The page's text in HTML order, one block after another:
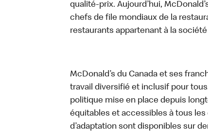
qualité-prix. Aujourd’hui,
chefs de file mondiaux de la
restaurants appartenant à la
McDonald’s du Canada et ses
travail diversifié et inclusif pour
politique mise en place depuis
équitables et accessibles à tous
d’adaptation sont disponibles sur